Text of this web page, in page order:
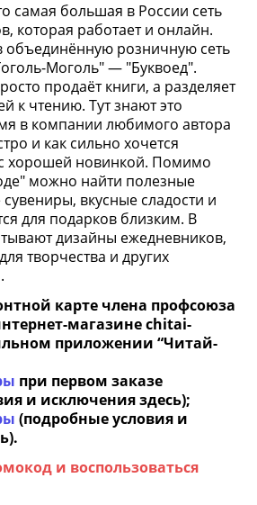
самая большая в России сеть
которая работает и онлайн.
объединённую розничную сеть
Моголь" — "Буквоед".
продаёт книги, а разделяет
к чтению. Тут знают это
в компании любимого автора
и как сильно хочется
хорошей новинкой. Помимо
можно найти полезные
вкусные сладости и
для подарков близким. В
дизайны ежедневников,
творчества и других
карте члена профсоюза
магазинеchitai-
приложении “Читай-
при первом заказе
и исключенияздесь);
(подробные условия и
).
и воспользоваться